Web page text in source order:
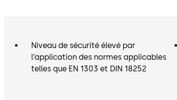
Niveau de sécurité élevé par
l’application des normes applicables
telles que EN 1303 et DIN 18252